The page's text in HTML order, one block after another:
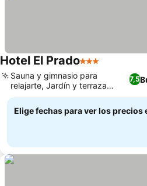
Hotel El Prado3 Estrellas
7,5
Sauna y gimnasio para
relajarte, Jardín y terraza
grandes
Elige fechas para ver los precios